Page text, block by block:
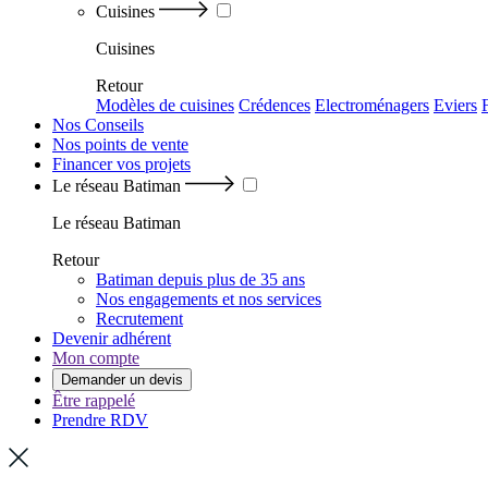
Cuisines
Cuisines
Retour
Modèles de cuisines Crédences Electroménagers Eviers
Nos Conseils
Nos points de vente
Financer vos projets
Le réseau Batiman
Le réseau Batiman
Retour
Batiman depuis plus de 35 ans
Nos engagements et nos services
Recrutement
Devenir adhérent
Mon compte
Demander un devis
Être rappelé
Prendre RDV